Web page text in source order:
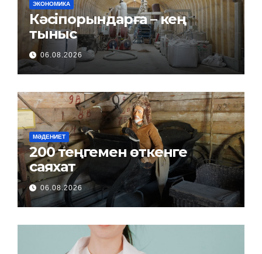
ЭКОНОМИКА
Кәсіпорындарға – кең
тыныс
06.08.2026
МӘДЕНИЕТ
200 теңгемен өткенге
саяхат
06.08.2026